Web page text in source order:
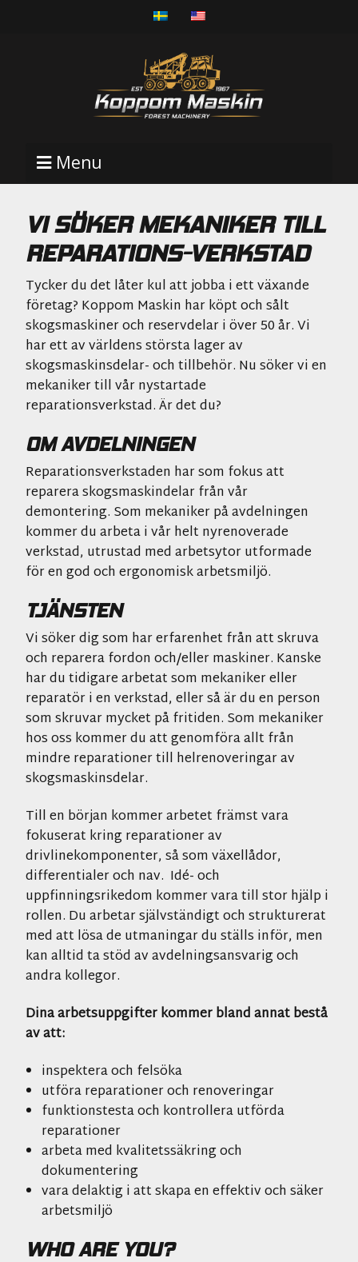
Menu
VI SÖKER MEKANIKER TILL
REPARATIONS-VERKSTAD
Tycker du det låter kul att jobba i ett växande
företag? Koppom Maskin har köpt och sålt
skogsmaskiner och reservdelar i över 50 år. Vi
har ett av världens största lager av
skogsmaskinsdelar- och tillbehör. Nu söker vi en
mekaniker till vår nystartade
reparationsverkstad. Är det du?
OM AVDELNINGEN
Reparationsverkstaden har som fokus att
reparera skogsmaskindelar från vår
demontering. Som mekaniker på avdelningen
kommer du arbeta i vår helt nyrenoverade
verkstad, utrustad med arbetsytor utformade
för en god och ergonomisk arbetsmiljö.
TJÄNSTEN
Vi söker dig som har erfarenhet från att skruva
och reparera fordon och/eller maskiner. Kanske
har du tidigare arbetat som mekaniker eller
reparatör i en verkstad, eller så är du en person
som skruvar mycket på fritiden. Som mekaniker
hos oss kommer du att genomföra allt från
mindre reparationer till helrenoveringar av
skogsmaskinsdelar.
Till en början kommer arbetet främst vara
fokuserat kring reparationer av
drivlinekomponenter, så som växellådor,
differentialer och nav. Idé- och
uppfinningsrikedom kommer vara till stor hjälp i
rollen. Du arbetar självständigt och strukturerat
med att lösa de utmaningar du ställs inför, men
kan alltid ta stöd av avdelningsansvarig och
andra kollegor.
Dina arbetsuppgifter kommer bland annat bestå
av att:
inspektera och felsöka
utföra reparationer och renoveringar
funktionstesta och kontrollera utförda
reparationer
arbeta med kvalitetssäkring och
dokumentering
vara delaktig i att skapa en effektiv och säker
arbetsmiljö
WHO ARE YOU?